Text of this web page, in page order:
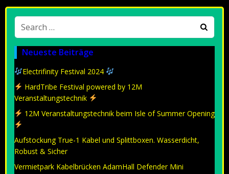
Search
for:
Neueste Beiträge
Electrifinity Festival 2024
HardTribe Festival powered by 12M
Veranstaltungstechnik
12M Veranstaltungstechnik beim Isle of Summer Opening
Aufstockung True-1 Kabel und Splittboxen. Wasserdicht,
Robust & Sicher
Vermietpark Kabelbrücken AdamHall Defender Mini